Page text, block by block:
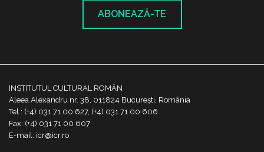
ABONEAZĂ-TE
INSTITUTUL CULTURAL ROMÂN
Aleea Alexandru nr. 38, 011824 București, România
Tel.: (+4) 031 71 00 627, (+4) 031 71 00 606
Fax: (+4) 031 71 00 607
E-mail: icr@icr.ro